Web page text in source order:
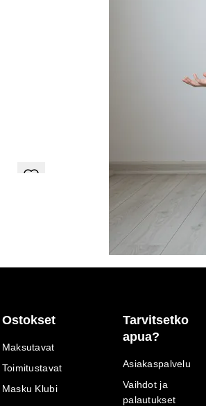
Ostokset
Maksutavat
Toimitustavat
Masku Klubi
Tarvitsetko
apua?
Asiakaspalvelu
Vaihdot ja
palautukset